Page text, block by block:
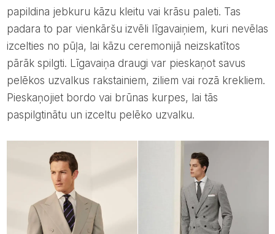
papildina jebkuru kāzu kleitu vai krāsu paleti. Tas
padara to par vienkāršu izvēli līgavaiņiem, kuri nevēlas
izcelties no pūļa, lai kāzu ceremonijā neizskatītos
pārāk spilgti. Līgavaiņa draugi var pieskaņot savus
pelēkos uzvalkus rakstainiem, ziliem vai rozā krekliem.
Pieskaņojiet bordo vai brūnas kurpes, lai tās
paspilgtinātu un izceltu pelēko uzvalku.